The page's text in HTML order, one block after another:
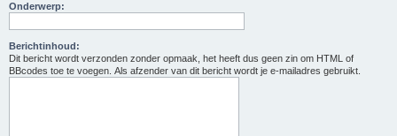
Onderwerp:
Berichtinhoud:
Dit bericht wordt verzonden zonder opmaak, het heeft dus geen zin om HTML of
BBcodes toe te voegen. Als afzender van dit bericht wordt je e-mailadres gebruikt.